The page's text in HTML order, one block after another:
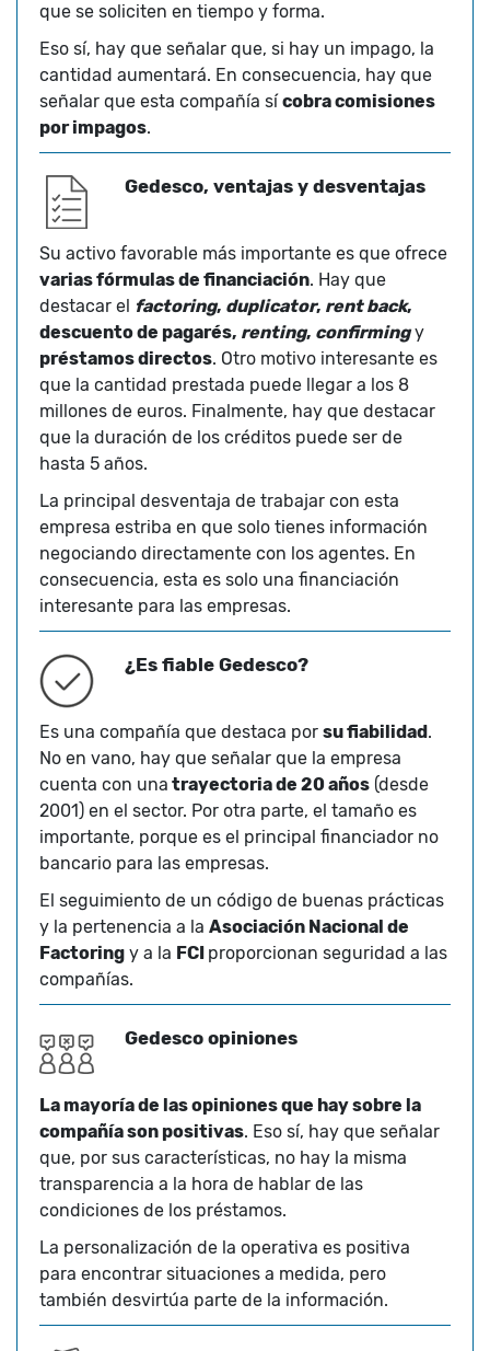
que se soliciten en tiempo y forma.
Eso sí, hay que señalar que, si hay un impago, la
cantidad aumentará. En consecuencia, hay que
señalar que esta compañía sí cobra comisiones
por impagos.
Gedesco, ventajas y desventajas
Su activo favorable más importante es que ofrece
varias fórmulas de financiación. Hay que
destacar el factoring, duplicator, rent back,
descuento de pagarés, renting, confirmingy
préstamos directos. Otro motivo interesante es
que la cantidad prestada puede llegar a los 8
millones de euros. Finalmente, hay que destacar
que la duración de los créditos puede ser de
hasta 5 años.
La principal desventaja de trabajar con esta
empresa estriba en que solo tienes información
negociando directamente con los agentes. En
consecuencia, esta es solo una financiación
interesante para las empresas.
¿Es fiable Gedesco?
Es una compañía que destaca por su fiabilidad .
No en vano, hay que señalar que la empresa
cuenta con una trayectoria de 20 años (desde
2001) en el sector. Por otra parte, el tamaño es
importante, porque es el principal financiador no
bancario para las empresas.
El seguimiento de un código de buenas prácticas
y la pertenencia a la Asociación Nacional de
Factoring y a la FCI proporcionan seguridad a las
compañías.
Gedesco opiniones
La mayoría de las opiniones que hay sobre la
compañía son positivas. Eso sí, hay que señalar
que, por sus características, no hay la misma
transparencia a la hora de hablar de las
condiciones de los préstamos.
La personalización de la operativa es positiva
para encontrar situaciones a medida, pero
también desvirtúa parte de la información.